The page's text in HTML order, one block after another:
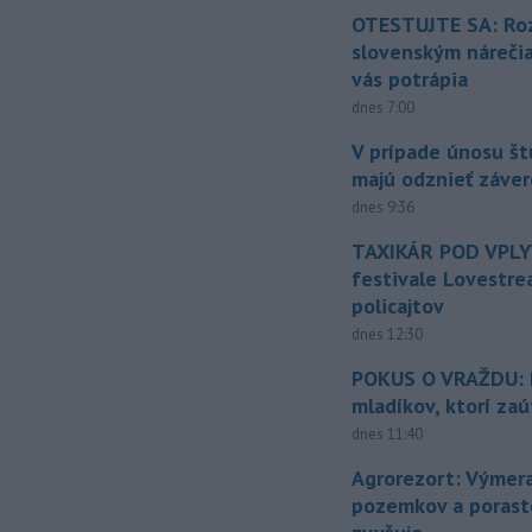
OTESTUJTE SA:
slovenským
vás potrápia
dnes 7:00
V prípade únosu
majú odznieť
dnes 9:36
TAXIKÁR POD
festivale
policajtov
dnes 12:30
POKUS O
mladíkov, ktorí
dnes 11:40
Agrorezort:
pozemkov a